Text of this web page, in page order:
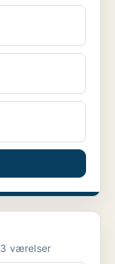
Andelsbolig til salg i 4700 Næstved 3 værelser